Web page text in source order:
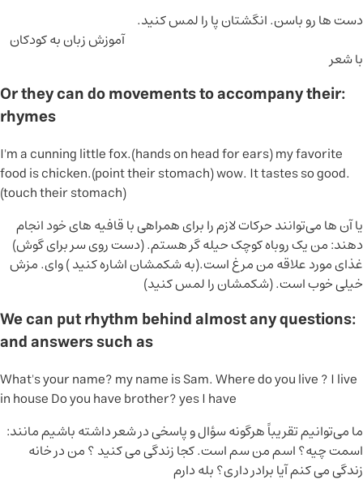
دست ها رو باسن.انگشتان پا را لمس کنید.
آموزش زبان به کودکان
با شعر
:Or they can do movements to accompany their
rhymes
I'm a cunning little fox.(hands on head for ears)my favorite
food is chicken.(point their stomach)wow. It tastes so good.
(touch their stomach)
یا آن ها می‌توانند حرکات لازم را برای همراهی با قافیه های خود انجام
دهند:من یک روباه کوچک حیله گر هستم. (دست روی سر برای گوش)
غذای مورد علاقه من مرغ است.(به شکمشان اشاره کنید )وای. مزش
خیلی خوب است. (شکمشان را لمس کنید)
:We can put rhythm behind almost any questions
and answers such as
What's your name? my name is Sam.Where do you live ? I live
in houseDo you have brother? yes I have
ما می‌توانیم تقریباً هرگونه سؤال و پاسخی در شعر داشته باشیم مانند:
اسمت چیه؟ اسم من سم است.کجا زندگی می کنید ؟ من در خانه
زندگی می کنمآیا برادر داری؟ بله دارم